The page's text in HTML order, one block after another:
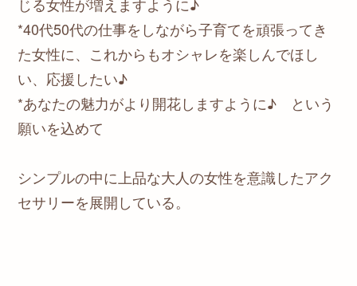
*40代50代の仕事をしながら子育てを頑張ってき
た女性に、これからもオシャレを楽しんでほし
い、応援したい♪
*あなたの魅力がより開花しますように♪ という
願いを込めて
シンプルの中に上品な大人の女性を意識したアク
セサリーを展開している。